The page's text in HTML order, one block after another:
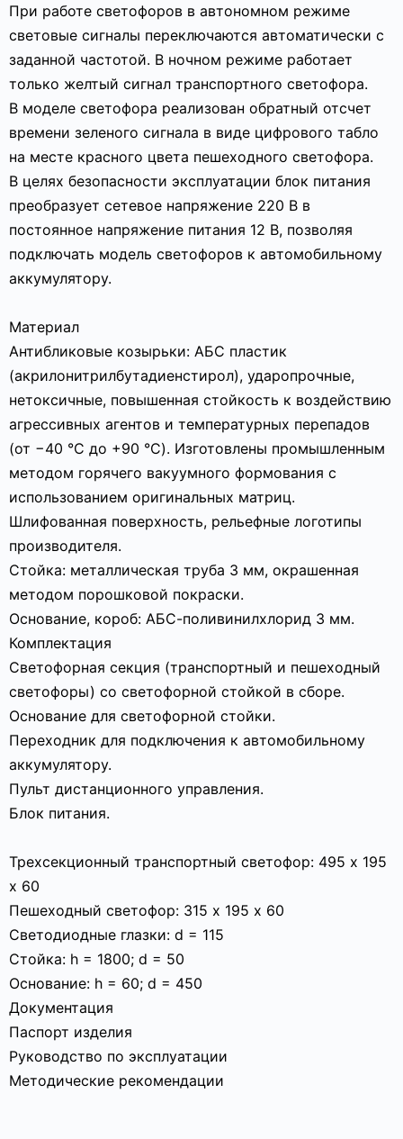
При работе светофоров в автономном режиме
световые сигналы переключаются автоматически с
заданной частотой. В ночном режиме работает
только желтый сигнал транспортного светофора.
В моделе светофора реализован обратный отсчет
времени зеленого сигнала в виде цифрового табло
на месте красного цвета пешеходного светофора.
В целях безопасности эксплуатации блок питания
преобразует сетевое напряжение 220 В в
постоянное напряжение питания 12 В, позволяя
подключать модель светофоров к автомобильному
аккумулятору.
Материал
Антибликовые козырьки: АБС пластик
(акрилонитрилбутадиенстирол), ударопрочные,
нетоксичные, повышенная стойкость к воздействию
агрессивных агентов и температурных перепадов
(от −40 °C до +90 °C). Изготовлены промышленным
методом горячего вакуумного формования с
использованием оригинальных матриц.
Шлифованная поверхность, рельефные логотипы
производителя.
Стойка: металлическая труба 3 мм, окрашенная
методом порошковой покраски.
Основание, короб: АБС-поливинилхлорид 3 мм.
Комплектация
Светофорная секция (транспортный и пешеходный
светофоры) со светофорной стойкой в сборе.
Основание для светофорной стойки.
Переходник для подключения к автомобильному
аккумулятору.
Пульт дистанционного управления.
Блок питания.
Трехсекционный транспортный светофор: 495 х 195
х 60
Пешеходный светофор: 315 х 195 х 60
Светодиодные глазки: d = 115
Стойка: h = 1800; d = 50
Основание: h = 60; d = 450
Документация
Паспорт изделия
Руководство по эксплуатации
Методические рекомендации